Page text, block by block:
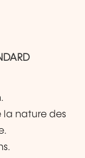
la nature des